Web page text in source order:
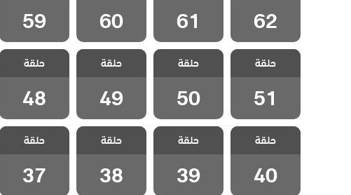
62
61
60
59
مسلسل مد وجزر
2 مدبلج الحلقة
51
حلقة
51
مسلسل مد وجزر
2 مدبلج الحلقة
50
حلقة
50
مسلسل مد وجزر
2 مدبلج الحلقة
49
حلقة
49
مسلسل مد وجزر
2 مدبلج الحلقة
48
حلقة
48
مسلسل مد وجزر
2 مدبلج الحلقة
40
حلقة
40
مسلسل مد وجزر
2 مدبلج الحلقة
39
حلقة
39
مسلسل مد وجزر
2 مدبلج الحلقة
38
حلقة
38
مسلسل مد وجزر
2 مدبلج الحلقة
37
حلقة
37